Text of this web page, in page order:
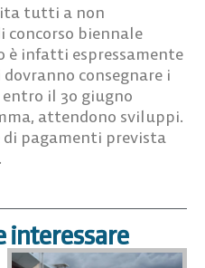
tutti a non
concorso biennale
è infatti espressamente
consegnare i
il 30 giugno
attendono sviluppi.
di pagamenti prevista
interessare